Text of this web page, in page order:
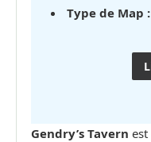
Type de Map :
Gendry’s Tavern est